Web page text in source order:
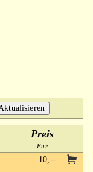
Preis
Eur
10,--